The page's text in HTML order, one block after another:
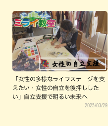
「女性の多様なライフステージを支
えたい・女性の自立を後押しした
い」自立支援で明るい未来へ
2025/03/29